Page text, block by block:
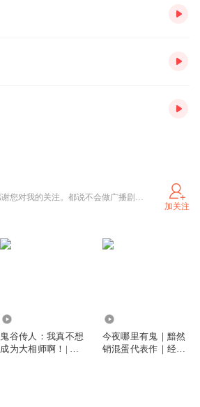
终于等到你，感谢您对我的关注。都说不会做广播剧的后期的制作人不是一个好的声优。 全能系主播。攀登29期，后期7期，AIGC2期，有声制作人1期，广播剧1期，AI短视频4期毕业生。 AI写作10期12期官方辅导官，AI写作旗舰3期官方点评官。喜欢要从一而终，之后的日子请多关照。 合作请+V 。爱你无止境
加关注
鬼谷传人：我真不想
成为大相师啊！| 相
今夜哪里有鬼｜黯然
销混蛋代表作｜经典